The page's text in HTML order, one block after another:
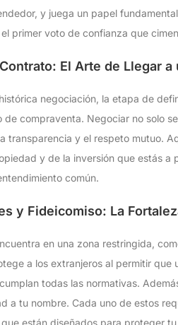
y juega un papel
primer voto de confianza que
El Arte de Llegar
negociación, la etapa de
compraventa. Negociar no solo
transparencia y el respeto mutuo.
y de la inversión que estás a
común.
y Fideicomiso: La
en una zona restringida,
a los extranjeros al permitir
todas las normativas.
a tu nombre. Cada uno de estos
están diseñados para proteger